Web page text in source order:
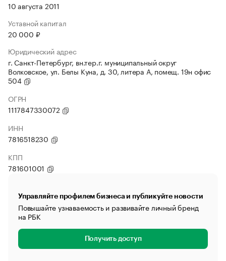
10 августа 2011
Уставной капитал
20 000 ₽
Юридический адрес
г. Санкт-Петербург, вн.тер.г. муниципальный округ
Волковское, ул. Белы Куна, д. 30, литера А, помещ. 19н офис
504
ОГРН
1117847330072
ИНН
7816518230
КПП
781601001
Управляйте профилем бизнеса и публикуйте новости
Повышайте узнаваемость и развивайте личный бренд
на РБК
Получить доступ